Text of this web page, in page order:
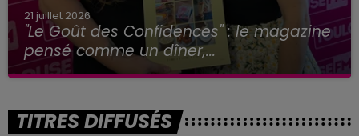
21 juillet 2026
"Le Goût des Confidences" : le magazine
pensé comme un dîner,...
TITRES DIFFUSÉS